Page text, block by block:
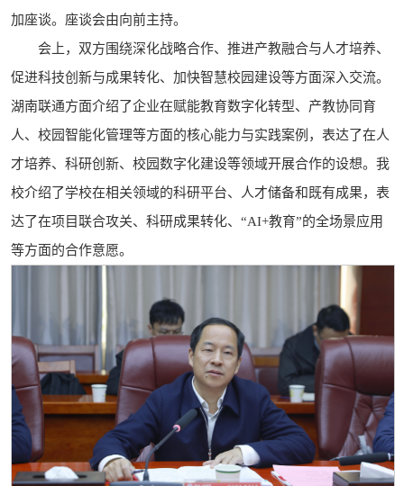
加座谈。座谈会由向前主持。
会上，双方围绕深化战略合作、推进产教融合与人才培养、
促进科技创新与成果转化、加快智慧校园建设等方面深入交流。
湖南联通方面介绍了企业在赋能教育数字化转型、产教协同育
人、校园智能化管理等方面的核心能力与实践案例，表达了在人
才培养、科研创新、校园数字化建设等领域开展合作的设想。我
校介绍了学校在相关领域的科研平台、人才储备和既有成果，表
达了在项目联合攻关、科研成果转化、“AI+教育”的全场景应用
等方面的合作意愿。